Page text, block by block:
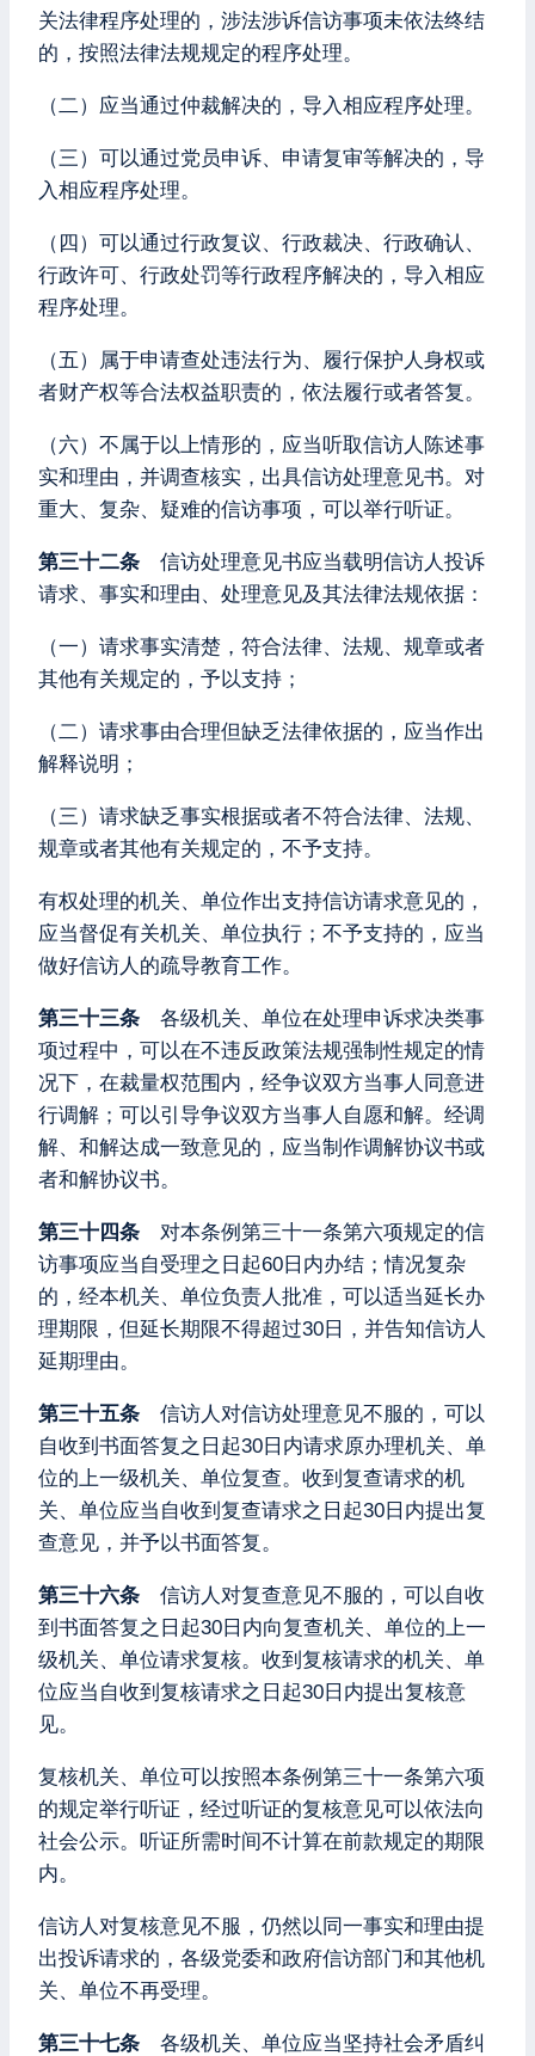
关法律程序处理的，涉法涉诉信访事项未依法终结
的，按照法律法规规定的程序处理。
（二）应当通过仲裁解决的，导入相应程序处理。
（三）可以通过党员申诉、申请复审等解决的，导
入相应程序处理。
（四）可以通过行政复议、行政裁决、行政确认、
行政许可、行政处罚等行政程序解决的，导入相应
程序处理。
（五）属于申请查处违法行为、履行保护人身权或
者财产权等合法权益职责的，依法履行或者答复。
（六）不属于以上情形的，应当听取信访人陈述事
实和理由，并调查核实，出具信访处理意见书。对
重大、复杂、疑难的信访事项，可以举行听证。
第三十二条 信访处理意见书应当载明信访人投诉
请求、事实和理由、处理意见及其法律法规依据：
（一）请求事实清楚，符合法律、法规、规章或者
其他有关规定的，予以支持；
（二）请求事由合理但缺乏法律依据的，应当作出
解释说明；
（三）请求缺乏事实根据或者不符合法律、法规、
规章或者其他有关规定的，不予支持。
有权处理的机关、单位作出支持信访请求意见的，
应当督促有关机关、单位执行；不予支持的，应当
做好信访人的疏导教育工作。
第三十三条 各级机关、单位在处理申诉求决类事
项过程中，可以在不违反政策法规强制性规定的情
况下，在裁量权范围内，经争议双方当事人同意进
行调解；可以引导争议双方当事人自愿和解。经调
解、和解达成一致意见的，应当制作调解协议书或
者和解协议书。
第三十四条 对本条例第三十一条第六项规定的信
访事项应当自受理之日起60日内办结；情况复杂
的，经本机关、单位负责人批准，可以适当延长办
理期限，但延长期限不得超过30日，并告知信访人
延期理由。
第三十五条 信访人对信访处理意见不服的，可以
自收到书面答复之日起30日内请求原办理机关、单
位的上一级机关、单位复查。收到复查请求的机
关、单位应当自收到复查请求之日起30日内提出复
查意见，并予以书面答复。
第三十六条 信访人对复查意见不服的，可以自收
到书面答复之日起30日内向复查机关、单位的上一
级机关、单位请求复核。收到复核请求的机关、单
位应当自收到复核请求之日起30日内提出复核意
见。
复核机关、单位可以按照本条例第三十一条第六项
的规定举行听证，经过听证的复核意见可以依法向
社会公示。听证所需时间不计算在前款规定的期限
内。
信访人对复核意见不服，仍然以同一事实和理由提
出投诉请求的，各级党委和政府信访部门和其他机
关、单位不再受理。
第三十七条 各级机关、单位应当坚持社会矛盾纠